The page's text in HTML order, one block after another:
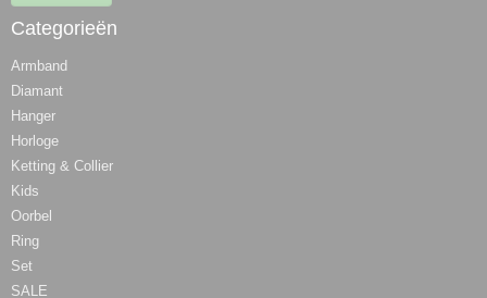
Categorieën
Armband
Diamant
Hanger
Horloge
Ketting & Collier
Kids
Oorbel
Ring
Set
SALE